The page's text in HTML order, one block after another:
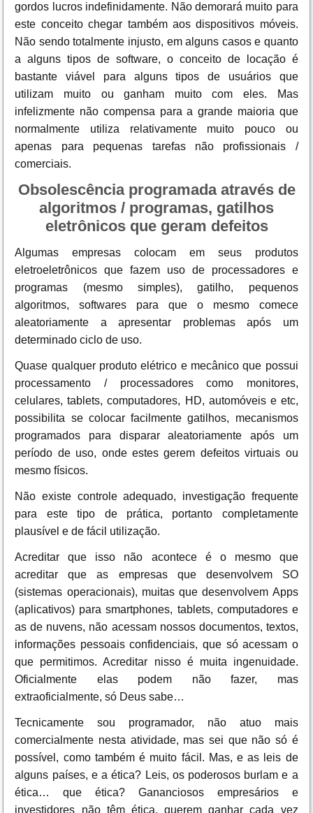
gordos lucros indefinidamente. Não demorará muito para
este conceito chegar também aos dispositivos móveis.
Não sendo totalmente injusto, em alguns casos e quanto
a alguns tipos de software, o conceito de locação é
bastante viável para alguns tipos de usuários que
utilizam muito ou ganham muito com eles. Mas
infelizmente não compensa para a grande maioria que
normalmente utiliza relativamente muito pouco ou
apenas para pequenas tarefas não profissionais /
comerciais.
Obsolescência programada através de
algoritmos / programas, gatilhos
eletrônicos que geram defeitos
Algumas empresas colocam em seus produtos
eletroeletrônicos que fazem uso de processadores e
programas (mesmo simples), gatilho, pequenos
algoritmos, softwares para que o mesmo comece
aleatoriamente a apresentar problemas após um
determinado ciclo de uso.
Quase qualquer produto elétrico e mecânico que possui
processamento / processadores como monitores,
celulares, tablets, computadores, HD, automóveis e etc,
possibilita se colocar facilmente gatilhos, mecanismos
programados para disparar aleatoriamente após um
período de uso, onde estes gerem defeitos virtuais ou
mesmo físicos.
Não existe controle adequado, investigação frequente
para este tipo de prática, portanto completamente
plausível e de fácil utilização.
Acreditar que isso não acontece é o mesmo que
acreditar que as empresas que desenvolvem SO
(sistemas operacionais), muitas que desenvolvem Apps
(aplicativos) para smartphones, tablets, computadores e
as de nuvens, não acessam nossos documentos, textos,
informações pessoais confidenciais, que só acessam o
que permitimos. Acreditar nisso é muita ingenuidade.
Oficialmente elas podem não fazer, mas
extraoficialmente, só Deus sabe…
Tecnicamente sou programador, não atuo mais
comercialmente nesta atividade, mas sei que não só é
possível, como também é muito fácil. Mas, e as leis de
alguns países, e a ética? Leis, os poderosos burlam e a
ética… que ética? Gananciosos empresários e
investidores não têm ética, querem ganhar cada vez